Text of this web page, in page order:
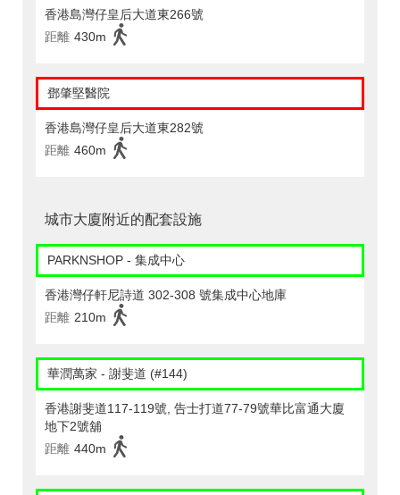
香港島灣仔皇后大道東266號
距離 430m
鄧肇堅醫院
香港島灣仔皇后大道東282號
距離 460m
城市大廈附近的配套設施
PARKNSHOP - 集成中心
香港灣仔軒尼詩道 302-308 號集成中心地庫
距離 210m
華潤萬家 - 謝斐道 (#144)
香港謝斐道117-119號, 告士打道77-79號華比富通大廈
地下2號舖
距離 440m